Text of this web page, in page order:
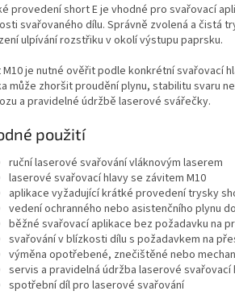
provedení short E je vhodné pro svařovací
svařovaného dílu. Správně zvolená a čistá
ulpívání rozstřiku v okolí výstupu paprsku.
M10 je nutné ověřit podle konkrétní svařovací
může zhoršit proudění plynu, stabilitu svaru
a pravidelné údržbě laserové svářečky.
použití
ruční laserové svařování vláknovým laserem
laserové svařovací hlavy se závitem M10
aplikace vyžadující krátké provedení trysky
vedení ochranného nebo asistenčního plynu
běžné svařovací aplikace bez požadavku na
svařování v blízkosti dílu s požadavkem na
výměna opotřebené, znečištěné nebo
servis a pravidelná údržba laserové svařovací
spotřební díl pro laserové svařování